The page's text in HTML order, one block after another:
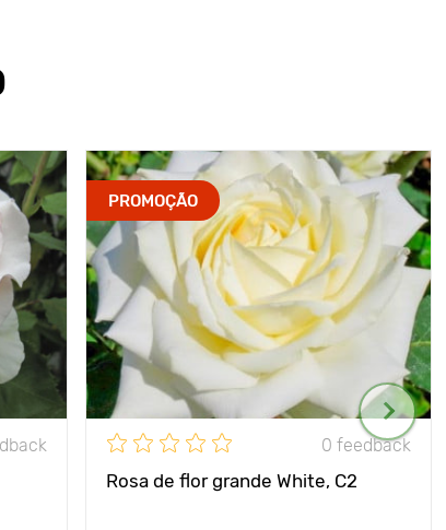
PROMOÇÃO
0 feedback
Rosa de flor grande White, C2